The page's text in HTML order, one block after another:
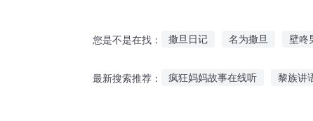
您是不是在找： 撒旦日记 名为撒旦 壁咚
最新搜索推荐： 疯狂妈妈故事在线听 黎族讲